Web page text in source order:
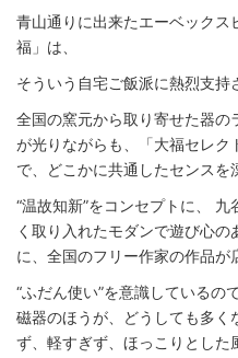
青山通りに出来たエーベック
福」は、
そういう自宅ご飯派に熱烈支持
全国の窯元から取り寄せた器の
が光りながらも、「大福セレ
で、どこかに共通したセンスを
“温故知新”をコンセプトに、
く取り入れたモダンで遊び心
に、全国のフリー作家の作品が
“ふだん使い”を意識しているの
磁器のほうが、どうしても多
ず、軽すぎず、ほっこりとした